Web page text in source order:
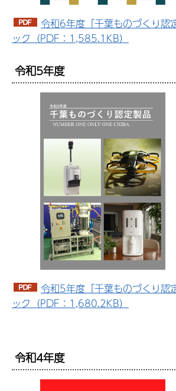
令和6年度「千葉ものづくり認
ック（PDF：1,585.1KB）
令和5年度
令和5年度「千葉ものづくり認
ック（PDF：1,680.2KB）
令和4年度